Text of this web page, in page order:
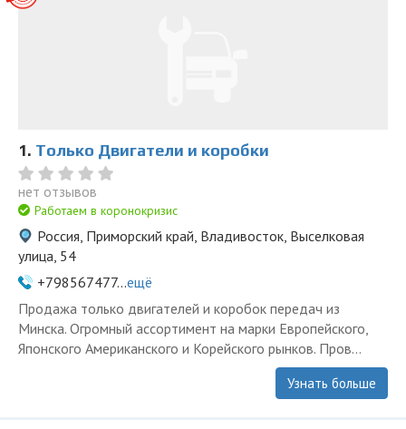
1. Только Двигатели и коробки
нет отзывов
Работаем в коронокризис
Россия, Приморский край, Владивосток, Выселковая
улица, 54
+798567477...ещё
Продажа только двигателей и коробок передач из
Минска. Огромный ассортимент на марки Европейского,
Японского Американского и Корейского рынков. Пров...
Узнать больше